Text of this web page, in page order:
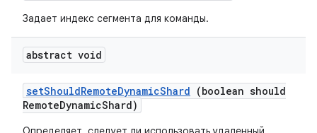
Задает индекс сегмента для команды.
abstract void
setShouldRemoteDynamicShard (boolean should
RemoteDynamicShard)